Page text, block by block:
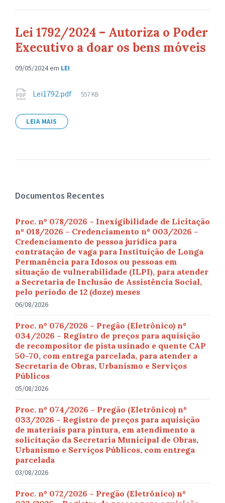
Lei 1792/2024 – Autoriza o Poder
Executivo a doar os bens móveis
09/05/2024em LEI
Anexos
Lei1792.pdf
Tamanho
557 KB
LEIA MAIS
Documentos Recentes
Proc. nº 078/2026 – Inexigibilidade de Licitação
nº 018/2026 – Credenciamento nº 003/2026 –
Credenciamento de pessoa jurídica para
contratação de vaga para Instituição de Longa
Permanência para Idosos ou pessoas em
situação de vulnerabilidade (ILPI), para atender
a Secretaria de Inclusão de Assistência Social,
pelo período de 12 (doze) meses
06/08/2026
Proc. nº 076/2026 – Pregão (Eletrônico) nº
034/2026 – Registro de preços para aquisição
de recompositor de pista usinado e quente CAP
50-70, com entrega parcelada, para atender a
Secretaria de Obras, Urbanismo e Serviços
Públicos
05/08/2026
Proc. nº 074/2026 – Pregão (Eletrônico) nº
033/2026 – Registro de preços para aquisição
de materiais para pintura, em atendimento a
solicitação da Secretaria Municipal de Obras,
Urbanismo e Serviços Públicos, com entrega
parcelada
03/08/2026
Proc. nº 072/2026 – Pregão (Eletrônico) nº